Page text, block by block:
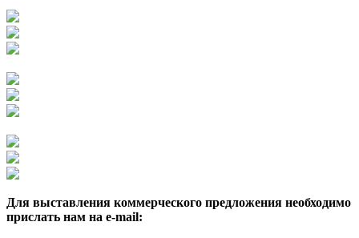
Для выставления коммерческого предложения необходимо
прислать нам на e-mail: